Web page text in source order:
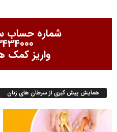
شماره حساب
واریز کمک
همایش پیش گیری از سرطان های زنان